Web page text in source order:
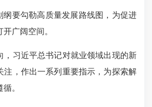
要勾勒高质量发展路线图，为促进
广阔空间。
习近平总书记对就业领域出现的新
注，作出一系列重要指示，为探索解
。